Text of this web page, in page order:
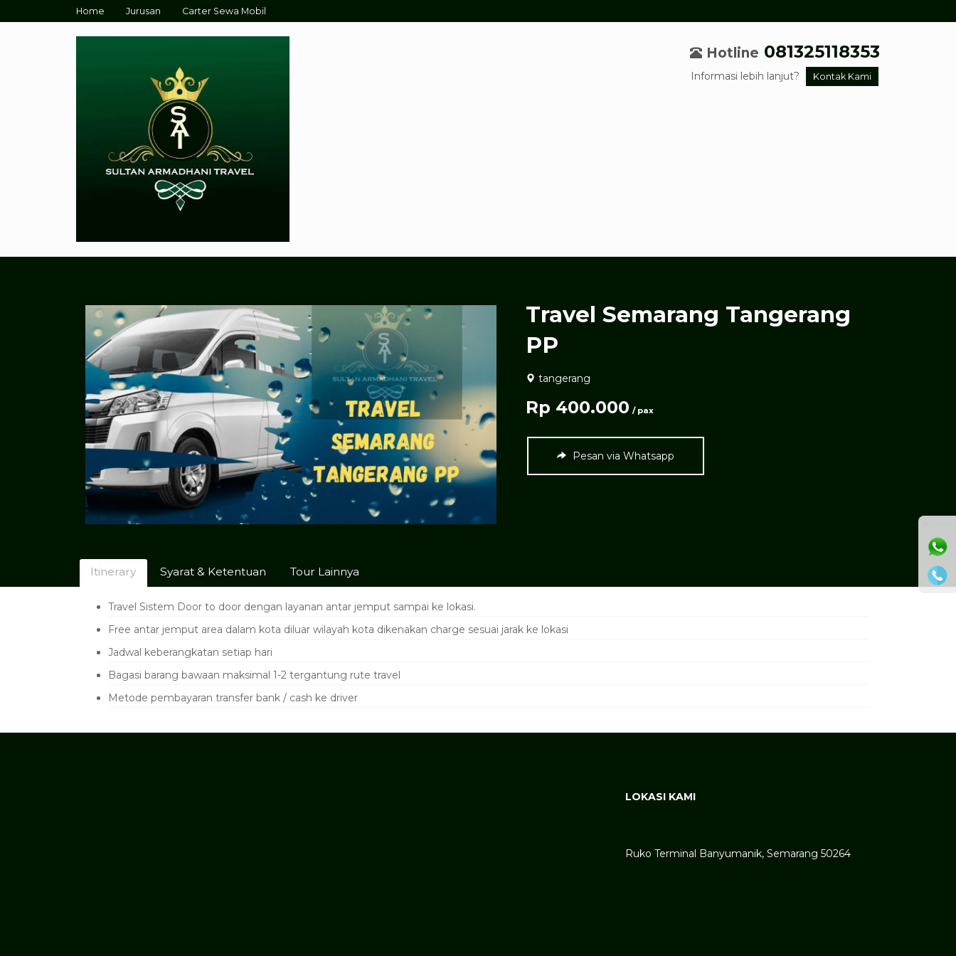
Home Jurusan Carter Sewa Mobil
Hotline 081325118353
Informasi lebih lanjut? Kontak Kami
Travel Semarang Tangerang
PP
tangerang
Rp 400.000 / pax
Pesan via Whatsapp
Itinerary Syarat & Ketentuan Tour Lainnya
Travel Sistem Door to door dengan layanan antar jemput sampai ke lokasi.
Free antar jemput area dalam kota diluar wilayah kota dikenakan charge sesuai jarak ke lokasi
Jadwal keberangkatan setiap hari
Bagasi barang bawaan maksimal 1-2 tergantung rute travel
Metode pembayaran transfer bank / cash ke driver
LOKASI KAMI
Ruko Terminal Banyumanik, Semarang 50264